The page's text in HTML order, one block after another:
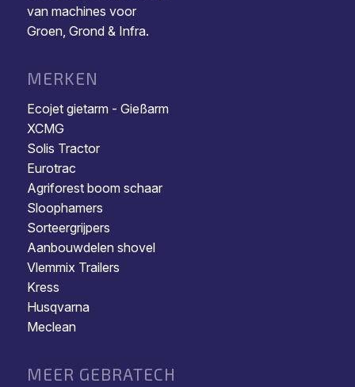
van machines voor
Groen, Grond & Infra.
MERKEN
Ecojet gietarm - Gießarm
XCMG
Solis Tractor
Eurotrac
Agriforest boom schaar
Sloophamers
Sorteergrijpers
Aanbouwdelen shovel
Vlemmix Trailers
Kress
Husqvarna
Meclean
MEER GEBRATECH